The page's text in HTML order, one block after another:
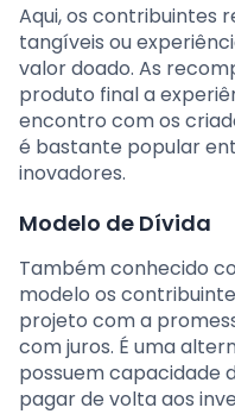
Aqui, os contribuintes
tangíveis ou
valor doado. As
produto final a
encontro com os
é bastante popular
inovadores.
Modelo de Dívida
Também conhecido
modelo os
projeto com a
com juros. É uma
possuem capacidade
pagar de volta aos